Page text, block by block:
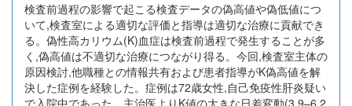
検査前過程の影響で起こる検査データの偽高値や偽低値につ
いて,検査室による適切な評価と指導は適切な治療に貢献でき
る。偽性高カリウム(K)血症は検査前過程で発生することが多
く,偽高値は不適切な治療につながり得る。今回,検査室主体の
原因検討,他職種との情報共有および患者指導がK偽高値を解
決した症例を経験した。症例は72歳女性,自己免疫性肝炎疑い
で入院中であった。主治医よりK値の大きな日差変動(3.9–6.2